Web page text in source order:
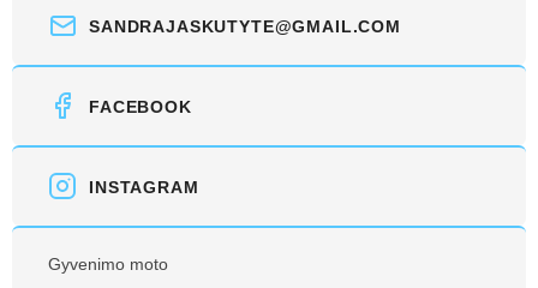
SANDRAJASKUTYTE@GMAIL.COM
FACEBOOK
INSTAGRAM
Gyvenimo moto